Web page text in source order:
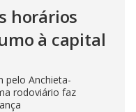
horários
à capital
pelo Anchieta-
rodoviário faz